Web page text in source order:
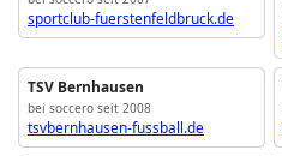
sportclub-fuerstenfeldbruck.de
TSV Bernhausen
bei soccero seit 2008
tsvbernhausen-fussball.de